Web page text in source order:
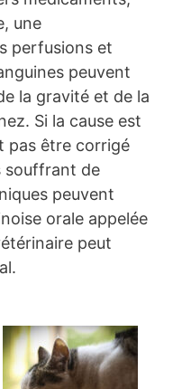
une
perfusions et
peuvent
la gravité et de la
Si la cause est
pas être corrigé
souffrant de
peuvent
orale appelée
peut